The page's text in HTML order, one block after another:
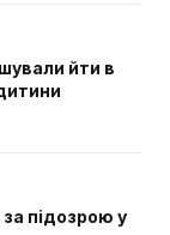
йти в
підозрою у